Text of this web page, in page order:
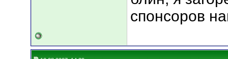
спонсоров